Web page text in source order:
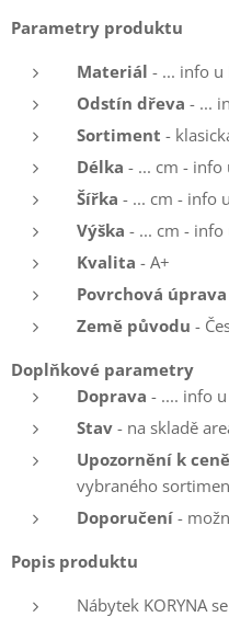
Parametry produktu
Materiál - ... info u
Odstín dřeva - ...
Sortiment -
Délka - ... cm - info
Šířka - ... cm - info
Výška - ... cm - info
Kvalita - A+
Povrchová úprava
Země původu -
Doplňkové parametry
Doprava - .... info
Stav - na skladě
Upozornění k ceně
vybraného
Doporučení -
Popis produktu
Nábytek KORYNA